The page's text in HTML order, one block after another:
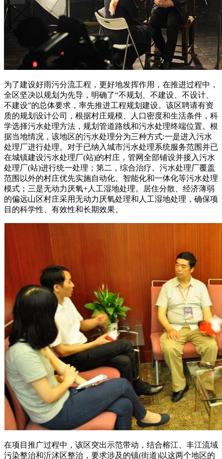
为了建设好雨污分流工程，更好地发挥作用，在推进过程中，
全区坚决以规划为先导，明确了“不规划、不建设、不设计、
不建设”的总体要求，率先推进工程规划建设。该区聘请有资
质的规划设计公司，根据村庄规模、人口密度和生活条件，科
学选择污水处理方法，规划管道路线和污水处理终端位置。根
据当地情况，该地区的污水处理分为三种方式:一是进入污水
处理厂进行处理。对于已纳入城市污水处理系统服务范围并已
在城镇建设污水处理厂(站)的村庄，管网全部铺设并接入污水
处理厂(站)进行统一处理；第二，综合治疗。污水处理厂覆盖
范围以外的村庄优先实施自动化、智能化和一体化等污水处理
模式；三是无动力厌氧+人工湿地处理。居住分散、经济薄弱
的偏远山区村庄采用无动力厌氧处理和人工湿地处理，确保项
目的科学性、有效性和长期效果。
在项目推广过程中，该区突出示范带动，结合榕江、丰江流域
污染整治和沂沭区整治，要求涉及的镇(街道)以这两个地区的